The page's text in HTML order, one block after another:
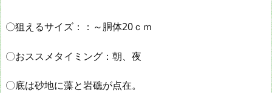
〇狙えるサイズ：：～胴体20ｃｍ
〇おススメタイミング：朝、夜
〇底は砂地に藻と岩礁が点在。